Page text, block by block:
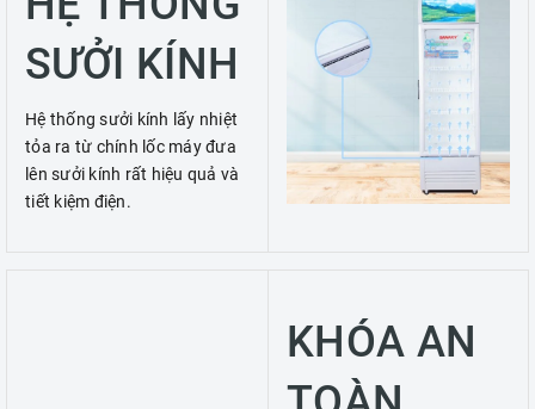
SƯỞI KÍNH
Hệ thống sưởi kính lấy nhiệt
tỏa ra từ chính lốc máy đưa
lên sưởi kính rất hiệu quả và
tiết kiệm điện.
KHÓA AN